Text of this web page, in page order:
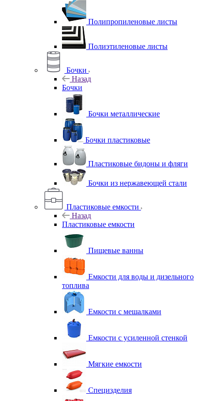
Полипропиленовые листы
Полиэтиленовые листы
Бочки
Назад
Бочки
Бочки металлические
Бочки пластиковые
Пластиковые бидоны и фляги
Бочки из нержавеющей стали
Пластиковые емкости
Назад
Пластиковые емкости
Пищевые ванны
Емкости для воды и дизельного
топлива
Емкости с мешалками
Емкости с усиленной стенкой
Мягкие емкости
Специзделия